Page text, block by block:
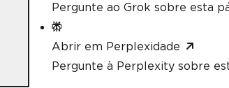
Pergunte ao Grok sobre esta
Abrir em Perplexidade
Pergunte à Perplexity sobre